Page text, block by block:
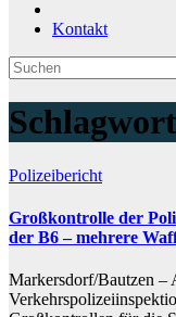
Kontakt
Polizeibericht
Großkontrolle der
der B6 – mehrere
Markersdorf/Bautzen –